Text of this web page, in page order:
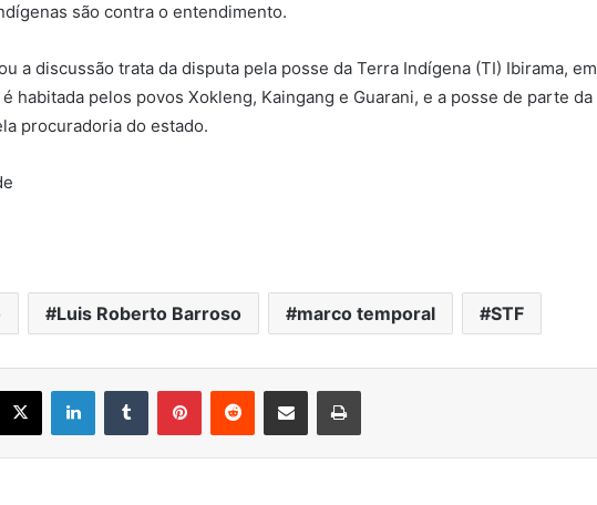
são contra o entendimento.
a discussão trata da disputa pela posse da Terra Indígena (TI) Ibirama, em
é habitada pelos povos Xokleng, Kaingang e Guarani, e a posse de parte da
procuradoria do estado.
Luis Roberto Barroso marco temporal STF